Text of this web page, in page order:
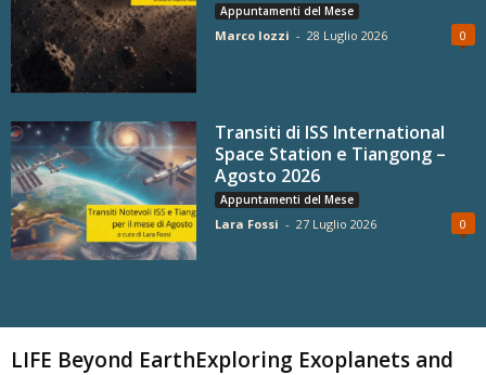
Appuntamenti del Mese
Marco Iozzi - 28 Luglio 2026 0
Transiti di ISS International
Space Station e Tiangong –
Agosto 2026
Appuntamenti del Mese
Lara Fossi - 27 Luglio 2026 0
LIFE Beyond EarthExploring Exoplanets and